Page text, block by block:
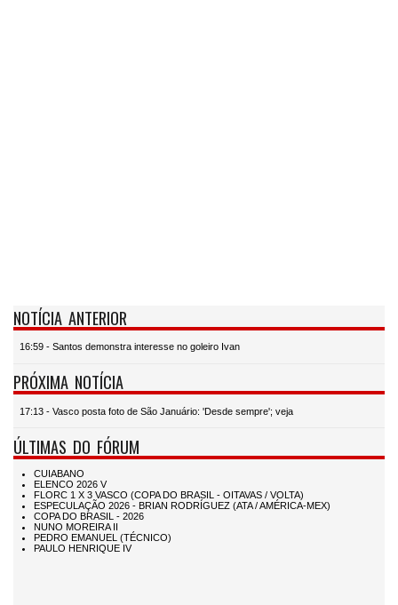
NOTÍCIA ANTERIOR
16:59 - Santos demonstra interesse no goleiro Ivan
PRÓXIMA NOTÍCIA
17:13 - Vasco posta foto de São Januário: 'Desde sempre'; veja
ÚLTIMAS DO FÓRUM